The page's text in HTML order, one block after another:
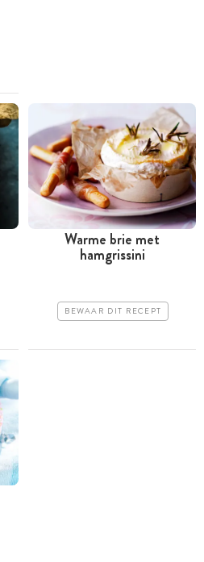
Warme brie met
hamgrissini
BEWAAR DIT RECEPT